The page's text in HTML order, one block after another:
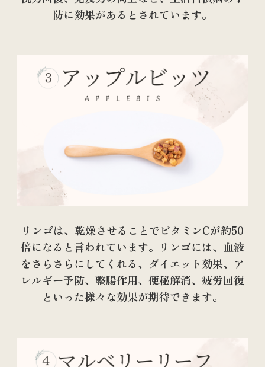
防に効果があるとされています。
リンゴは、乾燥させることでビタミンCが約50
倍になると言われています。リンゴには、血液
をさらさらにしてくれる、ダイエット効果、ア
レルギー予防、整腸作用、便秘解消、疲労回復
といった様々な効果が期待できます。